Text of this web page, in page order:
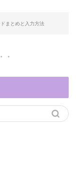
まとめと入力方法